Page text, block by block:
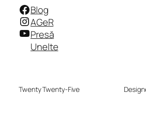
Facebook
Instagram
YouTube
Blog
AGeR
Presă
Unelte
Twenty Twenty-Five